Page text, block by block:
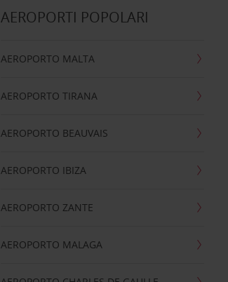
AEROPORTI POPOLARI
AEROPORTO MALTA
AEROPORTO TIRANA
AEROPORTO BEAUVAIS
AEROPORTO IBIZA
AEROPORTO ZANTE
AEROPORTO MALAGA